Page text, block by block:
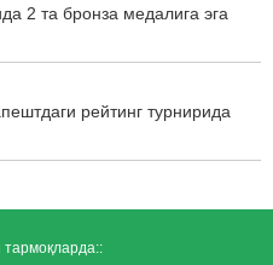
2 та бронза медалига эга
рейтинг турнирида